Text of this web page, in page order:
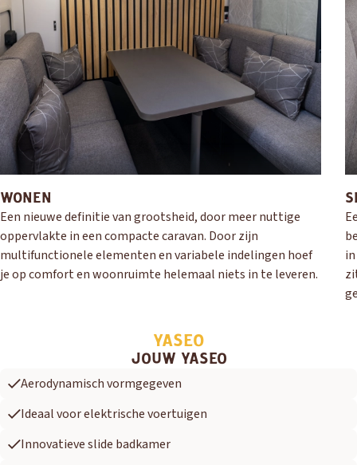
WONEN
Een nieuwe definitie van grootsheid, door meer nuttige
oppervlakte in een compacte caravan. Door zijn
multifunctionele elementen en variabele indelingen hoef
je op comfort en woonruimte helemaal niets in te leveren.
YASEO
JOUW YASEO
Aerodynamisch vormgegeven
Ideaal voor elektrische voertuigen
Innovatieve slide badkamer